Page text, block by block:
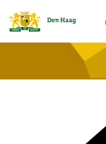
Bronnen en